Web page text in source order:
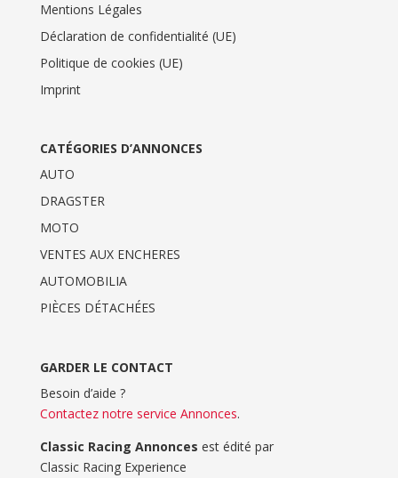
Mentions Légales
Déclaration de confidentialité (UE)
Politique de cookies (UE)
Imprint
CATÉGORIES D’ANNONCES
AUTO
DRAGSTER
MOTO
VENTES AUX ENCHERES
AUTOMOBILIA
PIÈCES DÉTACHÉES
GARDER LE CONTACT
Besoin d’aide ?
Contactez notre service Annonces.
Classic Racing Annonces est édité par
Classic Racing Experience